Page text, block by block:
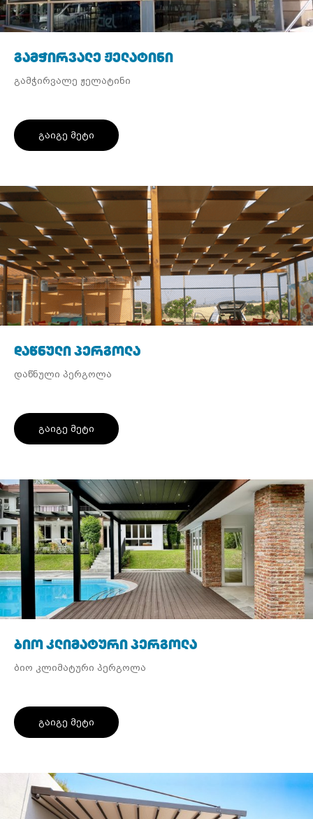
გამჭირვალე ჟელატინი
გამჭირვალე ჟელატინი
გაიგე მეტი
დაწნული პერგოლა
დაწნული პერგოლა
გაიგე მეტი
ბიო კლიმატური პერგოლა
ბიო კლიმატური პერგოლა
გაიგე მეტი